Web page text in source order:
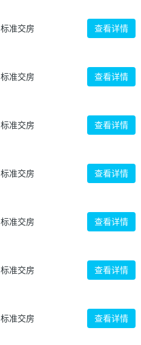
标准交房 查看详情
标准交房 查看详情
标准交房 查看详情
标准交房 查看详情
标准交房 查看详情
标准交房 查看详情
标准交房 查看详情